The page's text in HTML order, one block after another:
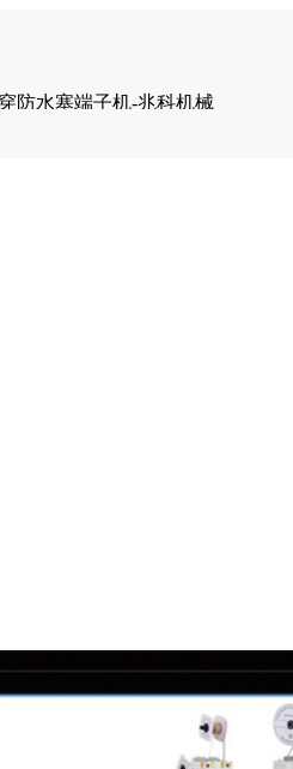
防水塞端子机-兆科机械